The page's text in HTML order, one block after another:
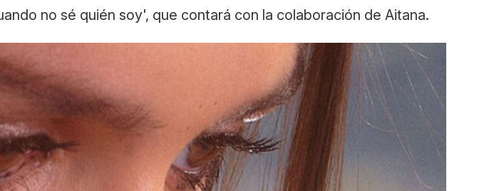
no sé quién soy', que contará con la colaboración de Aitana.